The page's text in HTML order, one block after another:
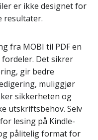
er ikke designet for
resultater.
fra MOBI til PDF en
Det sikrer
gir bedre
muliggjør
sikkerheten og
utskriftsbehov. Selv
lesing på Kindle-
pålitelig format for